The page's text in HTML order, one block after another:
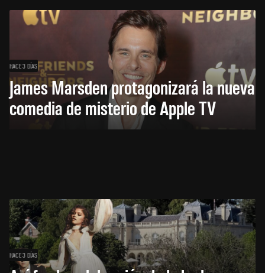
HACE 3 DÍAS
James Marsden protagonizará la nueva
comedia de misterio de Apple TV
HACE 3 DÍAS